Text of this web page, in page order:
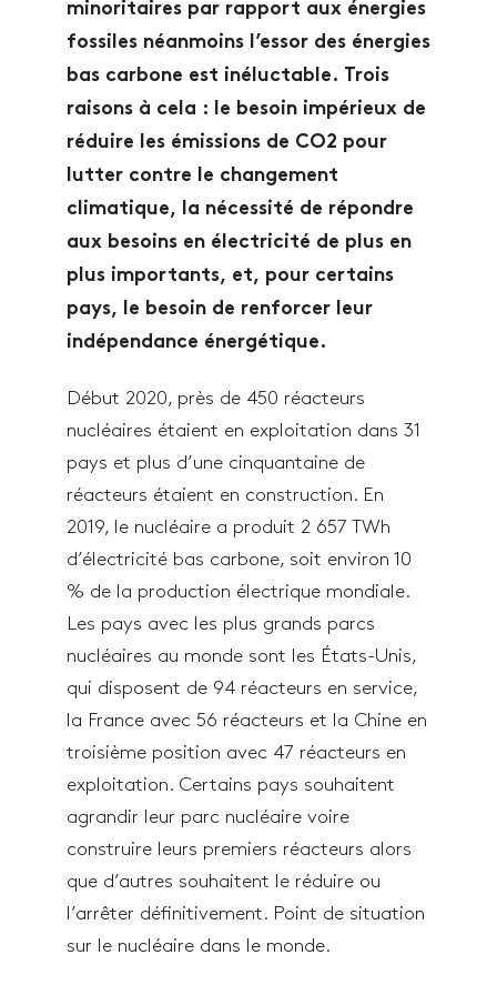
minoritaires par rapport aux énergies
fossiles néanmoins l’essor des énergies
bas carbone est inéluctable. Trois
raisons à cela : le besoin impérieux de
réduire les émissions de CO2 pour
lutter contre le changement
climatique, la nécessité de répondre
aux besoins en électricité de plus en
plus importants, et, pour certains
pays, le besoin de renforcer leur
indépendance énergétique.
Début 2020, près de 450 réacteurs
nucléaires étaient en exploitation dans 31
pays et plus d’une cinquantaine de
réacteurs étaient en construction. En
2019, le nucléaire a produit 2 657 TWh
d’électricité bas carbone, soit environ 10
% de la production électrique mondiale.
Les pays avec les plus grands parcs
nucléaires au monde sont les États-Unis,
qui disposent de 94 réacteurs en service,
la France avec 56 réacteurs et la Chine en
troisième position avec 47 réacteurs en
exploitation. Certains pays souhaitent
agrandir leur parc nucléaire voire
construire leurs premiers réacteurs alors
que d’autres souhaitent le réduire ou
l’arrêter définitivement. Point de situation
sur le nucléaire dans le monde.